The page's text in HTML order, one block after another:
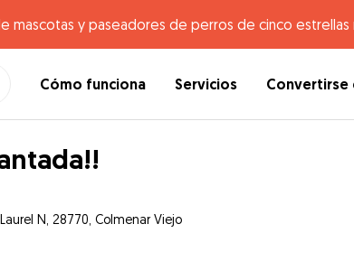
mascotas y paseadores de perros de cinco
Cómo funciona Servicios Convertirse
N, 28770, Colmenar Viejo